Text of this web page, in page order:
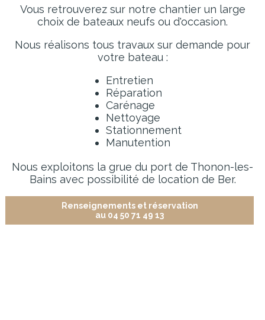
Vous retrouverez sur notre chantier un large
choix de bateaux neufs ou d'occasion.
Nous réalisons tous travaux sur demande pour
votre bateau :
Entretien
Réparation
Carénage
Nettoyage
Stationnement
Manutention
Nous exploitons la grue du port de Thonon-les-
Bains avec possibilité de location de Ber.
Renseignements et réservation
au 04 50 71 49 13